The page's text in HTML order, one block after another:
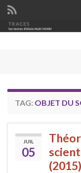
Search
TAG: OBJET DU
JUIL
05
(2015)